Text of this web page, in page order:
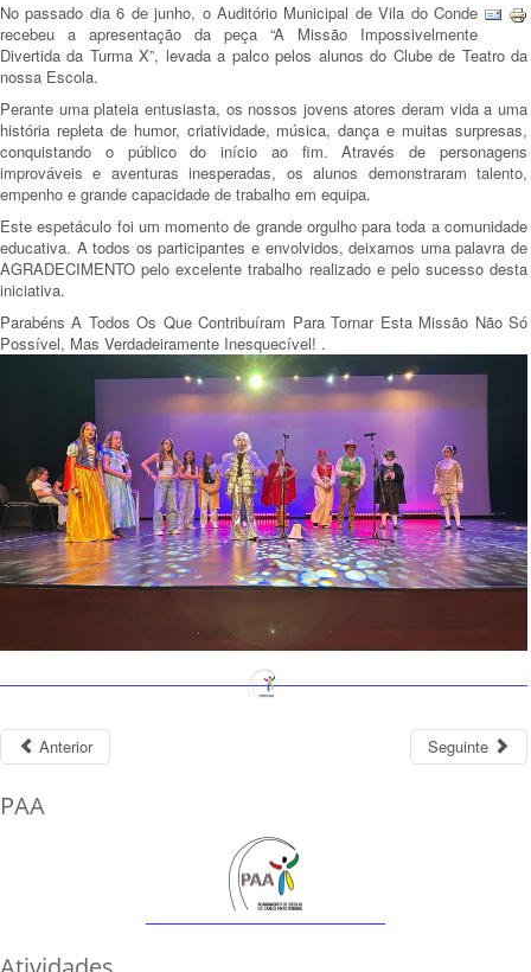
No passado dia 6 de junho, o Auditório Municipal de Vila do Conde
recebeu a apresentação da peça “A Missão Impossivelmente
Divertida da Turma X”, levada a palco pelos alunos do Clube de Teatro da
nossa Escola.
Perante uma plateia entusiasta, os nossos jovens atores deram vida a uma
história repleta de humor, criatividade, música, dança e muitas surpresas,
conquistando o público do início ao fim. Através de personagens
improváveis e aventuras inesperadas, os alunos demonstraram talento,
empenho e grande capacidade de trabalho em equipa.
Este espetáculo foi um momento de grande orgulho para toda a comunidade
educativa. A todos os participantes e envolvidos, deixamos uma palavra de
AGRADECIMENTO pelo excelente trabalho realizado e pelo sucesso desta
iniciativa.
Parabéns A Todos Os Que Contribuíram Para Tornar Esta Missão Não Só
Possível, Mas Verdadeiramente Inesquecível! .
Anterior Seguinte
PAA